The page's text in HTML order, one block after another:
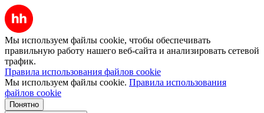
Мы используем файлы cookie, чтобы обеспечивать
правильную работу нашего веб-сайта и анализировать сетевой
трафик.
Правила использования файлов cookie
Мы используем файлы cookie. Правила использования
файлов cookie
Понятно